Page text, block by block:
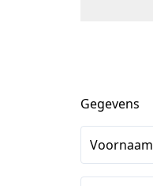
Gegevens
Voornaam